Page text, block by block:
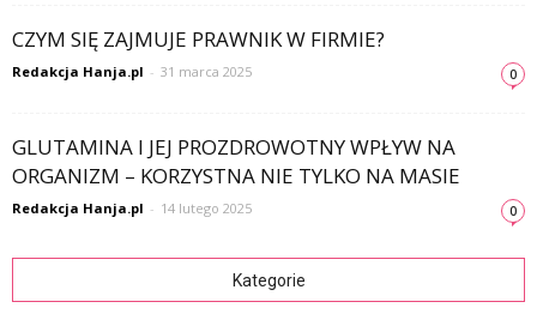
CZYM SIĘ ZAJMUJE PRAWNIK W FIRMIE?
Redakcja Hanja.pl - 31 marca 2025 0
GLUTAMINA I JEJ PROZDROWOTNY WPŁYW NA
ORGANIZM – KORZYSTNA NIE TYLKO NA MASIE
Redakcja Hanja.pl - 14 lutego 2025 0
Kategorie